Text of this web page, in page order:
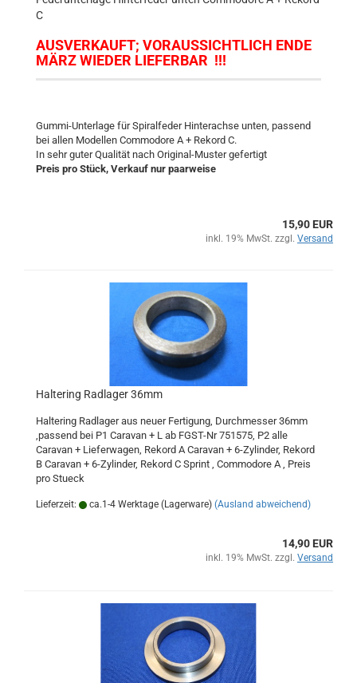
C
AUSVERKAUFT; VORAUSSICHTLICH ENDE
MÄRZ WIEDER LIEFERBAR !!!
Gummi-Unterlage für Spiralfeder Hinterachse unten, passend
bei allen Modellen Commodore A + Rekord C.
In sehr guter Qualität nach Original-Muster gefertigt
Preis pro Stück, Verkauf nur paarweise
15,90 EUR
inkl. 19% MwSt. zzgl. Versand
Haltering Radlager 36mm
Haltering Radlager aus neuer Fertigung, Durchmesser 36mm
,passend bei P1 Caravan + L ab FGST-Nr 751575, P2 alle
Caravan + Lieferwagen, Rekord A Caravan + 6-Zylinder, Rekord
B Caravan + 6-Zylinder, Rekord C Sprint , Commodore A , Preis
pro Stueck
Lieferzeit: ca.1-4 Werktage (Lagerware) (Ausland abweichend)
14,90 EUR
inkl. 19% MwSt. zzgl. Versand